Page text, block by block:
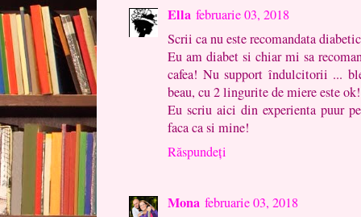
Ella februarie 03, 2018
Scrii ca nu este recomandata
Eu am diabet si chiar mi sa
cafea! Nu support îndulcitorii ...
beau, cu 2 lingurite de miere este ok!
Eu scriu aici din experienta puur
faca ca si mine!
Răspundeți
Mona februarie 03, 2018